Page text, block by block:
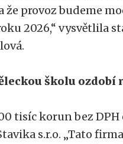
že provoz budeme
2026,“ vysvětlila
školu ozdobí
tisíc korun bez
s.r.o. „Tato